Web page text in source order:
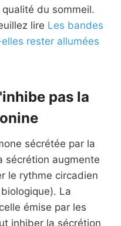
du sommeil.
lire Les bandes
rester allumées
pas la
sécrétée par la
sécrétion augmente
le rythme circadien
La
émise par les
inhiber la sécrétion